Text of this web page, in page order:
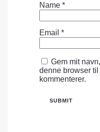
Name *
Email *
Gem mit
denne browser
kommenterer.